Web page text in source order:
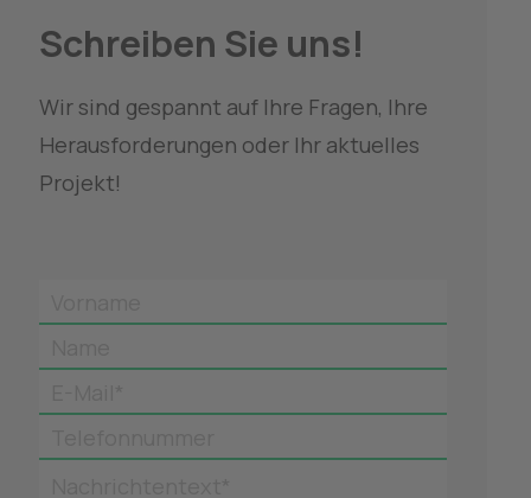
Schreiben Sie uns!
Wir sind gespannt auf Ihre Fragen, Ihre
Herausforderungen oder Ihr aktuelles
Projekt!